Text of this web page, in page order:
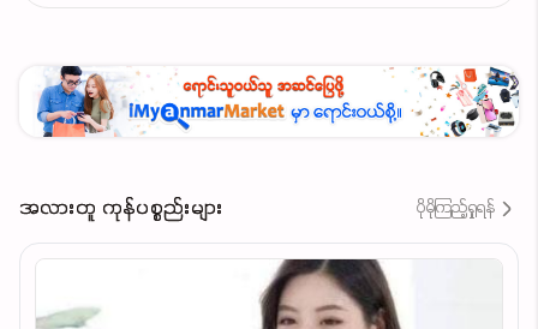
2.0
Connectivity - Wi-Fi 6E , 5G (Sub-6),
On-Screen Fingerprint (Fingerprint on Display)
pSIM+ eSIM
အလားတူ ကုန်ပစ္စည်းများ ပိုမိုကြည့်ရှုရန်